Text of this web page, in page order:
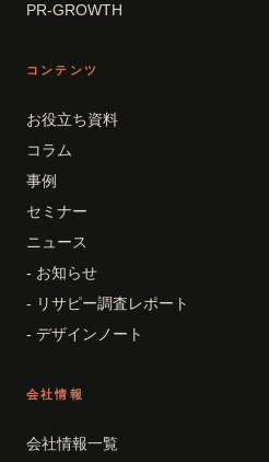
PR-GROWTH
コンテンツ
お役立ち資料
コラム
事例
セミナー
ニュース
- お知らせ
- リサピー調査レポート
- デザインノート
会社情報
会社情報一覧